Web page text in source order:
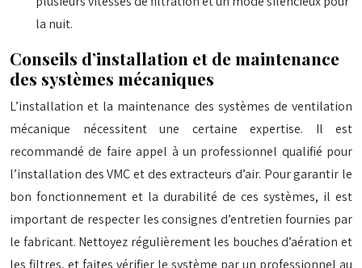
la nuit.
Conseils d’installation et de maintenance
des systèmes mécaniques
L’installation et la maintenance des systèmes de ventilation
mécanique nécessitent une certaine expertise. Il est
recommandé de faire appel à un professionnel qualifié pour
l’installation des VMC et des extracteurs d’air. Pour garantir le
bon fonctionnement et la durabilité de ces systèmes, il est
important de respecter les consignes d’entretien fournies par
le fabricant. Nettoyez régulièrement les bouches d’aération et
les filtres, et faites vérifier le système par un professionnel au